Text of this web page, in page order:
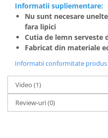
Informatii supliementare:
Nu sunt necesare
fara lipici
Cutia de lemn
Fabricat din materiale
Informatii conformitate produs
Video (1)
Review-uri(0)